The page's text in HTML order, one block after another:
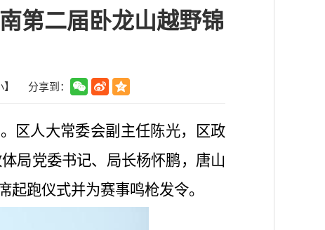
第二届卧龙山越野锦
】 分享到：
区人大常委会副主任陈光，区政
局党委书记、局长杨怀鹏，唐山
跑仪式并为赛事鸣枪发令。